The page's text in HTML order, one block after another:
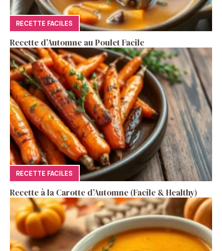
RECETTE FACILES
Recette d’Automne au Poulet Facile
RECETTE FACILES
Recette à la Carotte d’Automne (Facile & Healthy)